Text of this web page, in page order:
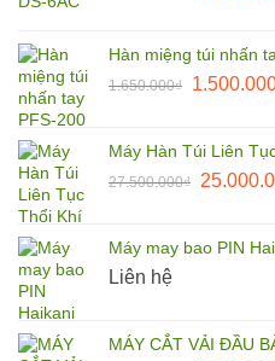
Hàn miệng túi nhấn
1.650.000₫
Giá
Máy Hàn Túi Liên
27.500.000₫
Giá
Máy may bao PIN
Liên hệ
MÁY CẮT VẢI ĐẦU